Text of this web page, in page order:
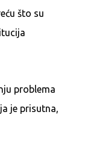
što su
problema
je prisutna,